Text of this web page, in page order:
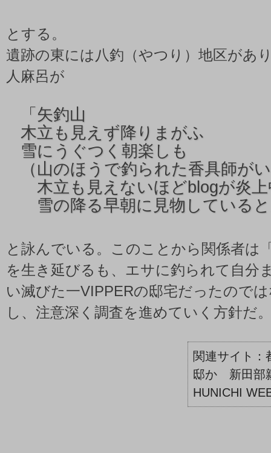
とする。
遺跡の東には八釣（やつり）地区があ
人麻呂が
「 矢釣山
木立も見えず降りまがふ
雪にうぐつく朝楽しも
（山のほうで釣られた香具師が
木立も見えないほどblogが炎上
雪の降る早朝に見物している
と詠んでいる。このことから関係者は
を生き延びるも、エサに釣られて自分
い滅びた一VIPPERの邸宅だったので
し、注意深く調査を進めていく方針だ
邸か 新田部
HUNICHI